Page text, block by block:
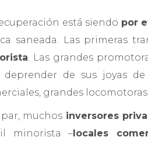
está siendo por
saneada. Las primeras
. Las grandes
deprender de sus joyas
grandes
muchos inversores
minorista –locales